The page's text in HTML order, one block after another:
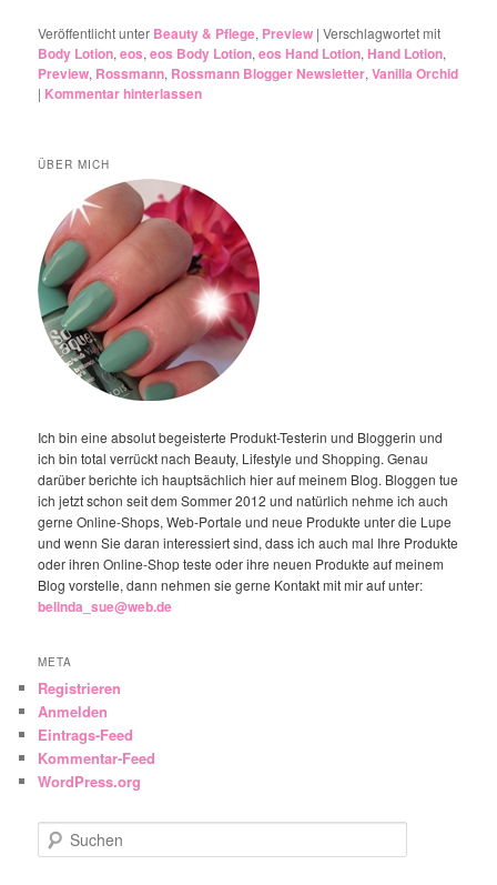
Veröffentlicht unter Beauty & Pflege, Preview |Verschlagwortet mit
Body Lotion,eos,eos Body Lotion,eos Hand Lotion,Hand Lotion,
Preview, Rossmann, Rossmann Blogger Newsletter,Vanilla Orchid
| Kommentar hinterlassen
ÜBER MICH
Ich bin eine absolut begeisterte Produkt-Testerin und Bloggerin und
ich bin total verrückt nach Beauty, Lifestyle und Shopping. Genau
darüber berichte ich hauptsächlich hier auf meinem Blog. Bloggen tue
ich jetzt schon seit dem Sommer 2012 und natürlich nehme ich auch
gerne Online-Shops, Web-Portale und neue Produkte unter die Lupe
und wenn Sie daran interessiert sind, dass ich auch mal Ihre Produkte
oder ihren Online-Shop teste oder ihre neuen Produkte auf meinem
Blog vorstelle, dann nehmen sie gerne Kontakt mit mir auf unter:
belinda_sue@web.de
META
Registrieren
Anmelden
Eintrags-Feed
Kommentar-Feed
WordPress.org
Suchen